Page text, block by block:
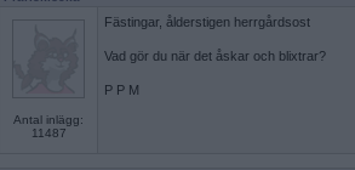
Antal inlägg:
11487
Fästingar, ålderstigen herrgårdsost
Vad gör du när det åskar och blixtrar?
P P M